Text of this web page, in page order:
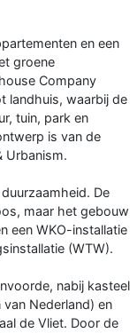
en een
groene
Company
landhuis, waarbij de
tuin, park en
is van de
Urbanism.
De
maar het gebouw
een WKO-installatie
(WTW).
nabij kasteel
Nederland) en
de Vliet. Door de